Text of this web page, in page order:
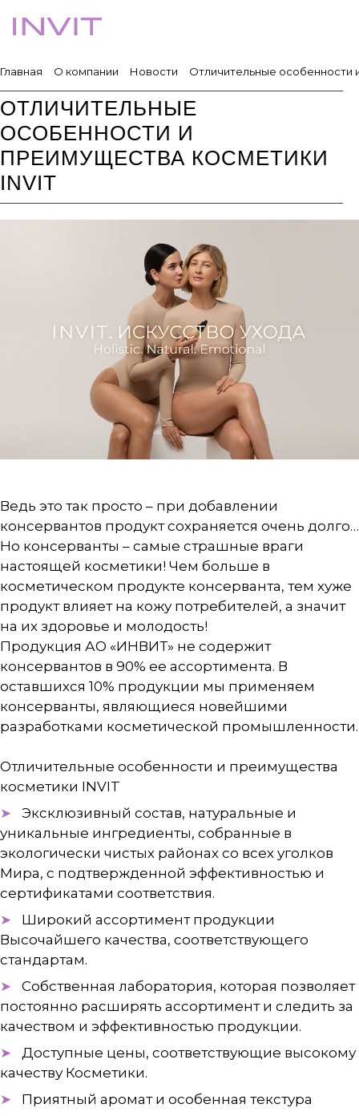
Главная О компании Новости Отличительные особенности
ОТЛИЧИТЕЛЬНЫЕ
ОСОБЕННОСТИ И
ПРЕИМУЩЕСТВА КОСМЕТИКИ
INVIT
Ведь это так просто – при добавлении
консервантов продукт сохраняется очень долго…
Но консерванты – самые страшные враги
настоящей косметики! Чем больше в
косметическом продукте консерванта, тем хуже
продукт влияет на кожу потребителей, а значит
на их здоровье и молодость!
Продукция АО «ИНВИТ» не содержит
консервантов в 90% ее ассортимента. В
оставшихся 10% продукции мы применяем
консерванты, являющиеся новейшими
разработками косметической промышленности.
Отличительные особенности и преимущества
косметики INVIT
Эксклюзивный состав, натуральные и
уникальные ингредиенты, собранные в
экологически чистых районах со всех уголков
Мира, с подтвержденной эффективностью и
сертификатами соответствия.
Широкий ассортимент продукции
Высочайшего качества, соответствующего
стандартам.
Собственная лаборатория, которая позволяет
постоянно расширять ассортимент и следить за
качеством и эффективностью продукции.
Доступные цены, соответствующие высокому
качеству Косметики.
Приятный аромат и особенная текстура